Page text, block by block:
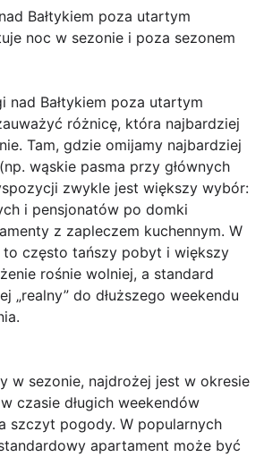
Bałtykiem poza utartym
noc w sezonie i poza sezonem
nad Bałtykiem poza utartym
różnicę, która najbardziej
Tam, gdzie omijamy najbardziej
wąskie pasma przy głównych
zwykle jest większy wybór:
i pensjonatów po domki
z zapleczem kuchennym. W
często tańszy pobyt i większy
rośnie wolniej, a standard
„realny” do dłuższego weekendu
w sezonie, najdrożej jest w okresie
czasie długich weekendów
szczyt pogody. W popularnych
apartament może być